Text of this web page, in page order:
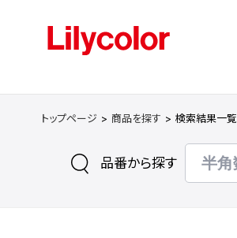
トップページ 商品を探す 検索結果一覧
品番から探す